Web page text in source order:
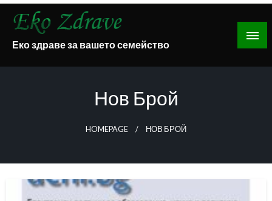
Skip
Еко здраве за вашето семейство
Нов Брой
HOMEPAGE НОВ БРОЙ